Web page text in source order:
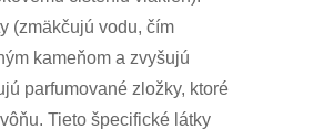
(zmäkčujú vodu, čím
kameňom a zvyšujú
parfumované zložky, ktoré
Tieto špecifické látky